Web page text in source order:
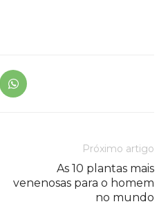
Próximo artigo
As 10 plantas mais
venenosas para o homem
no mundo